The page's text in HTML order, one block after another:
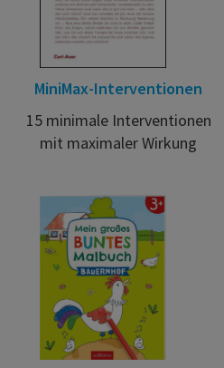
MiniMax-Interventionen
15 minimale Interventionen
mit maximaler Wirkung